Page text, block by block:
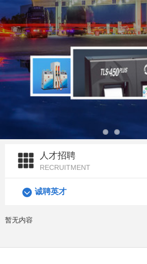
人才招聘
RECRUITMENT
诚聘英才​
暂无内容